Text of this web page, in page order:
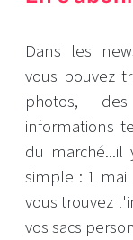
Dans les
vous pouvez
photos,
informations
du
simple : 1
vous trouvez
vos sacs